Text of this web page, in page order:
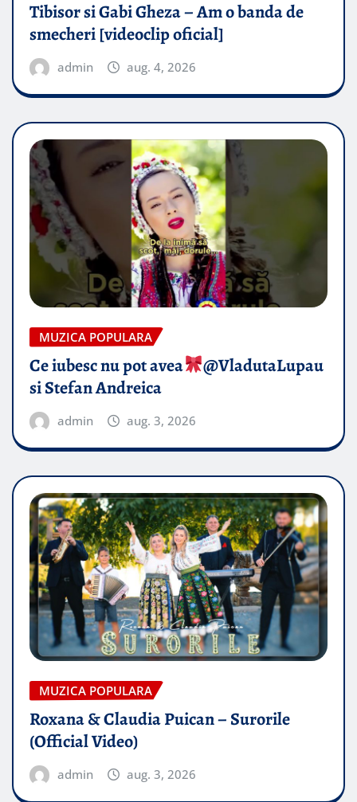
Tibisor si Gabi Gheza – Am o banda de
smecheri [videoclip oficial]
admin aug. 4, 2026
MUZICA POPULARA
Ce iubesc nu pot avea
​@VladutaLupau
si Stefan Andreica
admin aug. 3, 2026
MUZICA POPULARA
Roxana & Claudia Puican – Surorile
(Official Video)
admin aug. 3, 2026